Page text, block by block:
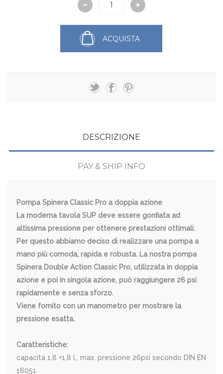
ACQUISTA
DESCRIZIONE
PAY & SHIP INFO
Pompa Spinera Classic Pro a doppia azione
La moderna tavola SUP deve essere gonfiata ad
altissima pressione per ottenere prestazioni ottimali.
Per questo abbiamo deciso di realizzare una pompa a
mano più comoda, rapida e robusta. La nostra pompa
Spinera Double Action Classic Pro, utilizzata in doppia
azione e poi in singola azione, può raggiungere 26 psi
rapidamente e senza sforzo.
Viene fornito con un manometro per mostrare la
pressione esatta.
Caratteristiche:
capacità 1,8 +1,8 l., max. pressione 26psi secondo DIN EN
16051